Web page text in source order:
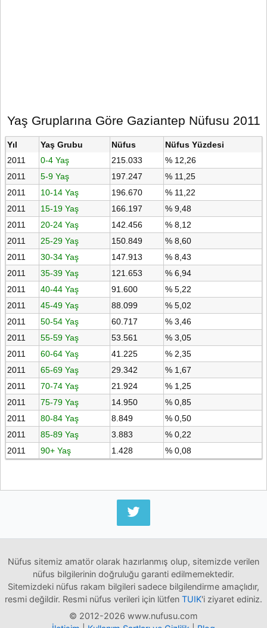
Yaş Gruplarına Göre Gaziantep Nüfusu 2011
Yıl Yaş Grubu Nüfus
Nüfus Yüzdesi
2011
0-4 Yaş 215.033
% 12,26
2011
5-9 Yaş 197.247
% 11,25
2011
10-14 Yaş 196.670
% 11,22
2011
15-19 Yaş 166.197
% 9,48
2011
20-24 Yaş 142.456
% 8,12
2011
25-29 Yaş 150.849
% 8,60
2011
30-34 Yaş 147.913
% 8,43
2011
35-39 Yaş 121.653
% 6,94
2011
40-44 Yaş 91.600
% 5,22
2011
45-49 Yaş 88.099
% 5,02
2011
50-54 Yaş 60.717
% 3,46
2011
55-59 Yaş 53.561
% 3,05
2011
60-64 Yaş 41.225
% 2,35
2011
65-69 Yaş 29.342
% 1,67
2011
70-74 Yaş 21.924
% 1,25
2011
75-79 Yaş 14.950
% 0,85
2011
80-84 Yaş 8.849
% 0,50
2011
85-89 Yaş 3.883
% 0,22
2011
90+ Yaş 1.428 % 0,08
Nüfus sitemiz amatör olarak hazırlanmış olup, sitemizde verilen
nüfus bilgilerinin doğruluğu garanti edilmemektedir.
Sitemizdeki nüfus rakam bilgileri sadece bilgilendirme amaçlıdır,
resmi değildir. Resmi nüfus verileri için lütfen TUIK'i ziyaret ediniz.
© 2012-2026 www.nufusu.com